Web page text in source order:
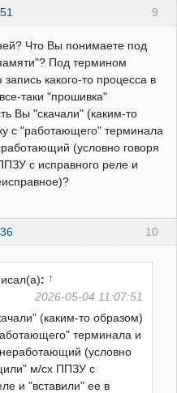
9
Что Вы понимаете под
Под термином
какого-то процесса в
таки "прошивка"
Вы "скачали" (каким-то
с "работающего" терминала
(условно говоря
с исправного реле и
10
: ↑
2026-05-04 11:07:51
(каким-то образом)
терминала и
(условно
м/сх ППЗУ с
и "вставили" ее в